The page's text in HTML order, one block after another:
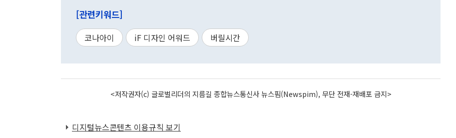
[관련키워드]
코나아이 iF 디자인 어워드 버릴시간
<저작권자(c) 글로벌리더의 지름길 종합뉴스통신사 뉴스핌(Newspim), 무단 전재-재배포 금지>
디지털뉴스콘텐츠 이용규칙 보기